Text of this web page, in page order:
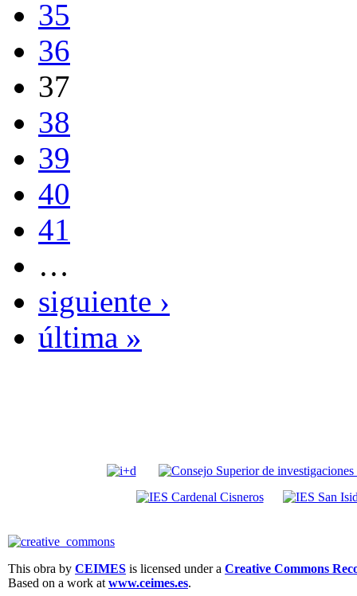
35
36
37
38
39
40
41
…
siguiente ›
última »
This obra by CEIMES is licensed under a Creative Commons
Based on a work at www.ceimes.es.